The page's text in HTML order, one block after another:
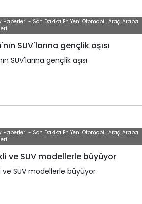
Haberleri - Son Dakika En Yeni Otomobil, Araç, Araba
SUV'larına gençlik aşısı
SUV'larına gençlik aşısı
Haberleri - Son Dakika En Yeni Otomobil, Araç, Araba
ve SUV modellerle büyüyor
ve SUV modellerle büyüyor